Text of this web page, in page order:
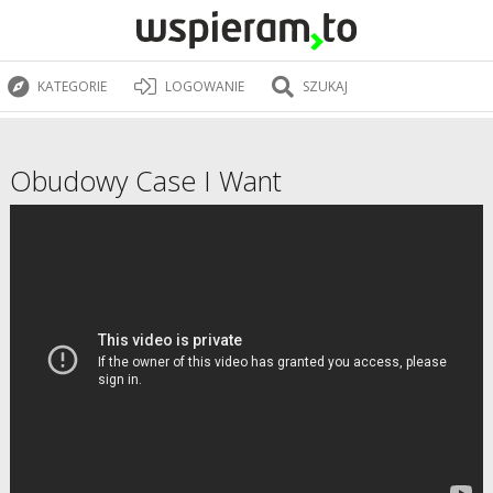
KATEGORIE LOGOWANIE SZUKAJ
Obudowy Case I Want